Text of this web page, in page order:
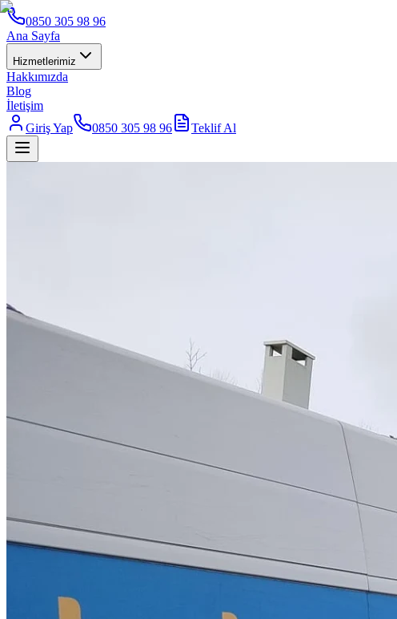
0850 305 98 96
Ana Sayfa
Hizmetlerimiz
Hakkımızda
Blog
İletişim
Giriş Yap
0850 305 98 96 Teklif Al